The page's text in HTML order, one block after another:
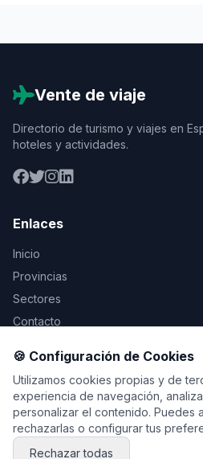
Vente de viaje
Directorio de turismo y viajes en
hoteles y actividades.
Enlaces
Inicio
Provincias
Sectores
Contacto
Legal
Aviso Legal
Privacidad
Cookies
🍪 Configuración de Cookies
Utilizamos cookies propias y de
experiencia de navegación,
personalizar el contenido. Puedes
rechazarlas o configurar tus
Rechazar todas